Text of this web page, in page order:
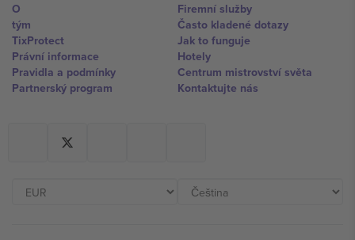
O
tým
TixProtect
Právní informace
Pravidla a podmínky
Partnerský program
Firemní služby
Často kladené dotazy
Jak to funguje
Hotely
Centrum mistrovství světa
Kontaktujte nás